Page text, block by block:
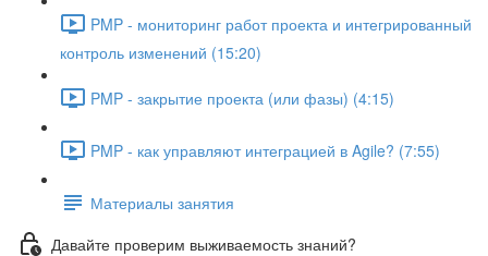
PMP - мониторинг работ проекта и интегрированный
контроль изменений (15:20)
PMP - закрытие проекта (или фазы) (4:15)
PMP - как управляют интеграцией в Agile? (7:55)
Материалы занятия
Давайте проверим выживаемость знаний?